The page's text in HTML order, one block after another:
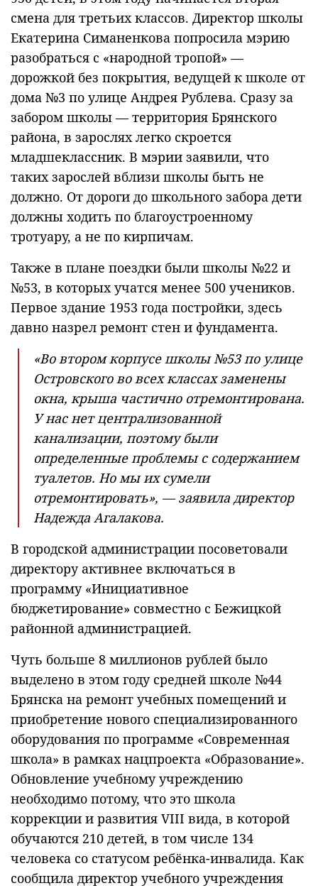
смена для третьих классов. Директор школы
Екатерина Симаненкова попросила мэрию
разобраться с «народной тропой» —
дорожкой без покрытия, ведущей к школе от
дома №3 по улице Андрея Рублева. Сразу за
забором школы — территория Брянского
района, в зарослях легко скроется
младшеклассник. В мэрии заявили, что
таких зарослей вблизи школы быть не
должно. От дороги до школьного забора дети
должны ходить по благоустроенному
тротуару, а не по кирпичам.
Также в плане поездки были школы №22 и
№53, в которых учатся менее 500 учеников.
Первое здание 1953 года постройки, здесь
давно назрел ремонт стен и фундамента.
«Во втором корпусе школы №53 по улице
Островского во всех классах заменены
окна, крыша частично отремонтирована.
У нас нет централизованной
канализации, поэтому были
определенные проблемы с содержанием
туалетов. Но мы их сумели
отремонтировать», — заявила директор
Надежда Агалакова.
В городской администрации посоветовали
директору активнее включаться в
программу «Инициативное
бюджетирование» совместно с Бежицкой
районной администрацией.
Чуть больше 8 миллионов рублей было
выделено в этом году средней школе №44
Брянска на ремонт учебных помещений и
приобретение нового специализированного
оборудования по программе «Современная
школа» в рамках нацпроекта «Образование».
Обновление учебному учреждению
необходимо потому, что это школа
коррекции и развития VIII вида, в которой
обучаются 210 детей, в том числе 134
человека со статусом ребёнка-инвалида. Как
сообщила директор учебного учреждения